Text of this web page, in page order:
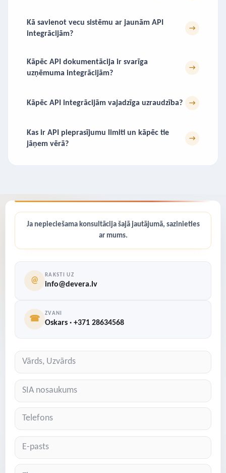
Kā savienot vecu sistēmu ar jaunām API
integrācijām?
→
Kāpēc API dokumentācija ir svarīga
uzņēmuma integrācijām?
→
Kāpēc API integrācijām vajadzīga uzraudzība? →
Kas ir API pieprasījumu limiti un kāpēc tie
jāņem vērā?
→
Ja nepieciešama konsultācija šajā jautājumā, sazinieties
ar mums.
@
RAKSTI UZ
info@devera.lv
☎
ZVANI
Oskars · +371 28634568